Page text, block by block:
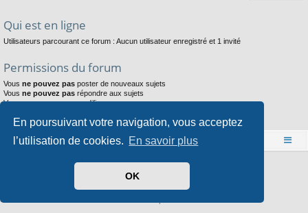
En poursuivant votre navigation, vous acceptez
l’utilisation de cookies. En savoir plus
OK
Qui est en ligne
Utilisateurs parcourant ce forum : Aucun utilisateur enregistré et 1 invité
Permissions du forum
Vous ne pouvez pas poster de nouveaux sujets
Vous ne pouvez pas répondre aux sujets
Vousne pouvez pasmodifier vos messages
Vousne pouvez pasjoindre des fichiers
Accueil Index du forum
Développé parphpBB® Forum Software © phpBB Limited
Arty- phpBB 3.3 par MrGaby
Traduit parphpBB-fr.com